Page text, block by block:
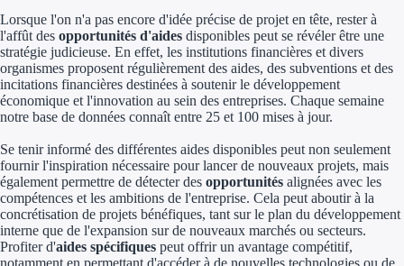
Aides Région
Aides Région
Aides Région
Régions de I à P
Aides Région Île-
Aides Région
Lorsque l'on n'a pas encore d'idée précise de projet en tête, rester à
l'affût des opportunités d'aides disponibles peut se révéler être une
stratégie judicieuse. En effet, les institutions financières et divers
organismes proposent régulièrement des aides, des subventions et des
incitations financières destinées à soutenir le développement
économique et l'innovation au sein des entreprises. Chaque semaine
notre base de données connaît entre 25 et 100 mises à jour.
Se tenir informé des différentes aides disponibles peut non seulement
fournir l'inspiration nécessaire pour lancer de nouveaux projets, mais
également permettre de détecter des opportunités alignées avec les
compétences et les ambitions de l'entreprise. Cela peut aboutir à la
concrétisation de projets bénéfiques, tant sur le plan du développement
interne que de l'expansion sur de nouveaux marchés ou secteurs.
Profiter d'aides spécifiques peut offrir un avantage compétitif,